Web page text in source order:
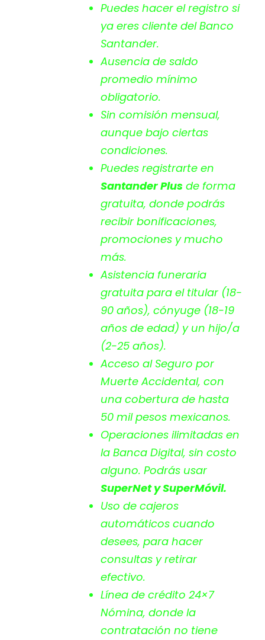
Puedes hacer el registro si
ya eres cliente del Banco
Santander.
Ausencia de saldo
promedio mínimo
obligatorio.
Sin comisión mensual,
aunque bajo ciertas
condiciones.
Puedes registrarte en
Santander Plus de forma
gratuita, donde podrás
recibir bonificaciones,
promociones y mucho
más.
Asistencia funeraria
gratuita para el titular (18-
90 años), cónyuge (18-19
años de edad) y un hijo/a
(2-25 años).
Acceso al Seguro por
Muerte Accidental, con
una cobertura de hasta
50 mil pesos mexicanos.
Operaciones ilimitadas en
la Banca Digital, sin costo
alguno. Podrás usar
SuperNet y SuperMóvil.
Uso de cajeros
automáticos cuando
desees, para hacer
consultas y retirar
efectivo.
Línea de crédito 24×7
Nómina, donde la
contratación no tiene